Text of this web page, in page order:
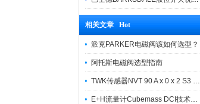
相关文章 Hot
派克PARKER电磁阀该如何选型？
阿托斯电磁阀选型指南
TWK传感器NVT 90 A x 0 x 2 S3 MT 01输出数量
E+H流量计Cubemass DCI技术资料